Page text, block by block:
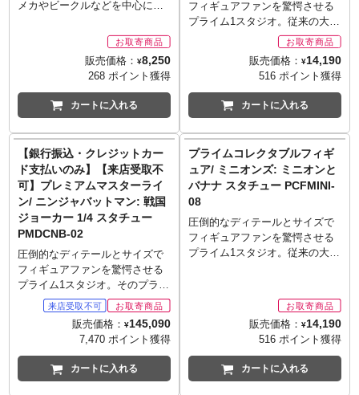
■ハーレイクイン: ヘッドパーツ
関節、バリエーション豊かな表
ズ決めなど、しっかり「アクシ
ョンフィギュア」としての楽し
みも。LEDによるライトアップ
もあり、光の演出でシーンにア
クセント！
※お取り寄せ商品はご注文後出
す。
※メーカー在庫品切れの場合、
商品をご用意出来ない場合もご
ざいます。
ト、ハンドパーツ、可動式フィ
ギュアスタンドを併用して、
様々なアクションが再現可能で
※お取り寄せ商品はご注文後出
荷までに1週間前後必要となりま
す。
※メーカー在庫品切れの場合、
ざいます。
メカやビークルなどを中心にフ
カテゴリ「フィギュアコンプレ
ックス ムービーリボ」。ディズ
ニー映画『くまのプーさん』か
ら、プーさんに続きティガーが
登場です！ボディに10個のリボ
ルバージョイントを使用し、カ
れたプロポーショそのまま動か
して、遊ぶことができます。テ
ィガーの大好きな「ぴょんぴょ
んジャンプ」も、尻尾にジョイ
ント3個を使用し可動！そのほか
にも、先端にベースの支柱を挿
す穴が用意され、尻尾で身体を
支えて跳ね回るポーズが再現可
能！陽気でころころと表情の変
わるティガーらしく多数の頭部
ールジョイントで可動し、表情
にあわせて動く！プーさんの親
友、小さなブタのピグレットも
付属！全高約4センチのミニフィ
ギュアで、首と腰、両腕の4ヵ所
販売価格： ¥8,250
268 ポイント獲得
カートに入れる
フィギュアファンを驚愕させる
プライム1スタジオ。従来の大型
スタチューのクオリティを維持
しながら、コレクションしやす
いサイズ感とハイディテールを
合わせたシリーズ「プライムコ
レクタブルフィギュア」の新作
です！『怪盗グルー』や『ミニ
ンズ」シリーズを、ハチャメチ
ャににぎやかな生活の一部が垣
間見れるようなヴィネットスタ
イルで立体化します。今回はミ
ニオンたちがゴルフ場でプレイ
する姿をフィーチャー！ケビ
ン、スチュアート、デイヴたち
がゴルフ（？）を思い思いに楽
※お取り寄せ商品はご注文後出
荷までに1週間前後必要となりま
※メーカー在庫品切れの場合、
商品をご用意出来ない場合もご
ざいます。
販売価格： ¥14,190
516 ポイント獲得
カートに入れる
【銀行振込・クレジットカー
ド支払いのみ】【来店受取不
可】プレミアムマスターライ
ン/ ニンジャバットマン: 戦国
ジョーカー 1/4 スタチュー
PMDCNB-02
圧倒的なディテールとサイズで
フィギュアファンを驚愕させる
プライム1スタジオ。そのプライ
ム1スタジオが放つ「プレミアム
マスターライン」シリーズに、
日本制作の完全新作アニメーシ
ョン『ニンジャバットマン』第2
弾として戦国ジョーカーがライ
ンナップです。キャラクターデ
販売価格： ¥145,090
7,470 ポイント獲得
カートに入れる
プライムコレクタブルフィギ
ュア/ ミニオンズ: ミニオンと
バナナ スタチュー PCFMINI-
08
圧倒的なディテールとサイズで
フィギュアファンを驚愕させる
プライム1スタジオ。従来の大型
いサイズ感とハイディテールを
合わせたシリーズ「プライムコ
レクタブルフィギュア」の新作
です！『怪盗グルー』や『ミニ
オン』などで知られる「ミニオ
ンズ」シリーズを、ハチャメチ
販売価格： ¥14,190
516 ポイント獲得
カートに入れる